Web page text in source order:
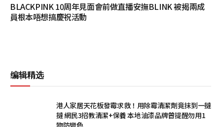
BLACKPINK 10周年見面會前做直播安撫BLINK 被揭兩成
員根本唔想搞慶祝活動
编辑精选
港人家居天花板發霉求救！用除霉清潔劑竟抹到一撻
撻 網民3招教清潔+保養 本地油漆品牌曾提醒勿用1